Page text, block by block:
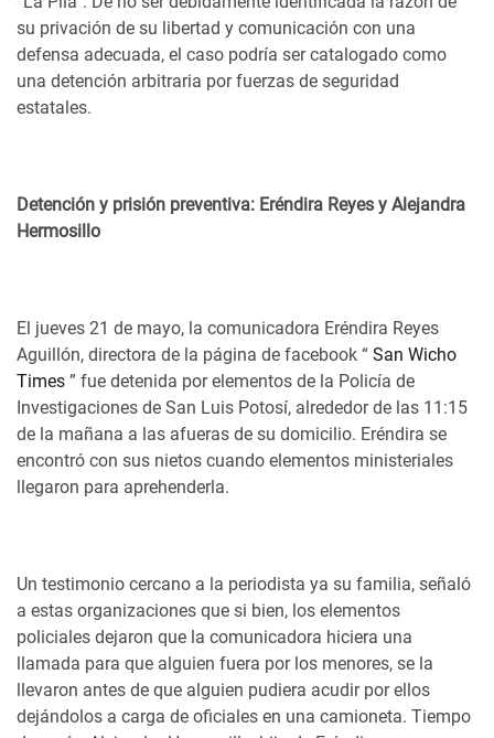
su privación de su libertad y comunicación con una
defensa adecuada, el caso podría ser catalogado como
una detención arbitraria por fuerzas de seguridad
estatales.
Detención y prisión preventiva: Eréndira Reyes y Alejandra
Hermosillo
El jueves 21 de mayo, la comunicadora Eréndira Reyes
Aguillón, directora de la página de facebook “ San Wicho
Times ” fue detenida por elementos de la Policía de
Investigaciones de San Luis Potosí, alrededor de las 11:15
de la mañana a las afueras de su domicilio. Eréndira se
encontró con sus nietos cuando elementos ministeriales
llegaron para aprehenderla.
Un testimonio cercano a la periodista ya su familia, señaló
a estas organizaciones que si bien, los elementos
policiales dejaron que la comunicadora hiciera una
llamada para que alguien fuera por los menores, se la
llevaron antes de que alguien pudiera acudir por ellos
dejándolos a carga de oficiales en una camioneta. Tiempo